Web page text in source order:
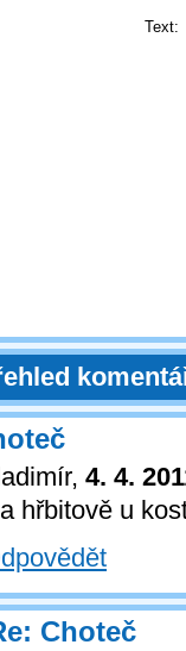
Text:
, 4. 4.
hřbitově u
Choteč